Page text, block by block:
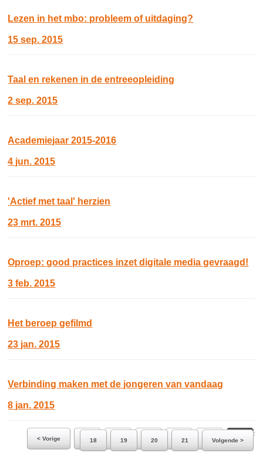
Lezen in het mbo: probleem of uitdaging?
15 sep. 2015
Taal en rekenen in de entreeopleiding
2 sep. 2015
Academiejaar 2015-2016
4 jun. 2015
'Actief met taal' herzien
23 mrt. 2015
Oproep: good practices inzet digitale media gevraagd!
3 feb. 2015
Het beroep gefilmd
23 jan. 2015
Verbinding maken met de jongeren van vandaag
8 jan. 2015
Ga naar pagina:
< Vorige
12 13 14 15 16 17
18 19 20 21 Volgende >